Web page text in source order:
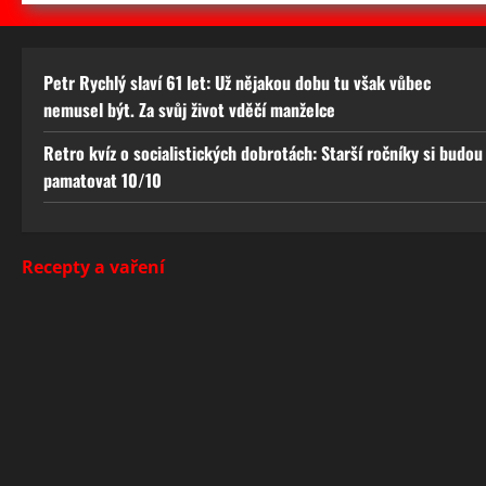
Petr Rychlý slaví 61 let: Už nějakou dobu tu však vůbec
nemusel být. Za svůj život vděčí manželce
Retro kvíz o socialistických dobrotách: Starší ročníky si budou
pamatovat 10/10
Recepty a vaření